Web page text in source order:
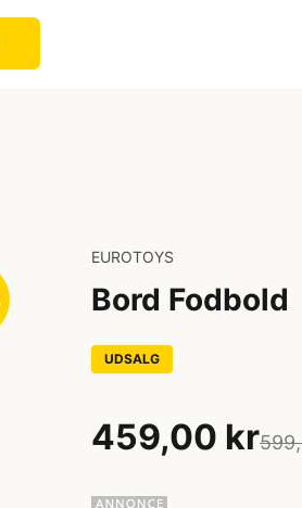
EUROTOYS
Bord Fodbold
UDSALG
459,00 kr